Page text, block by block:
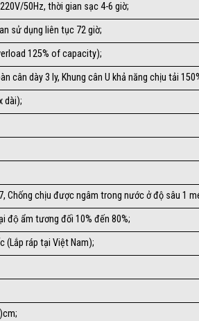
50Hz, thời gian sạc 4-6 giờ;
sử dụng liên tục 72 giờ;
125% of capacity);
cân dày 3 ly, Khung cân U khả năng chịu tải
dài);
Chống chịu được ngâm trong nước ở độ sâu 1
độ ẩm tương đối 10% đến 80%;
(Lắp ráp tại Việt Nam);